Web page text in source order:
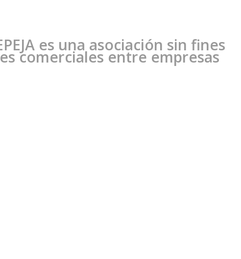
es una asociación sin fines
comerciales entre empresas